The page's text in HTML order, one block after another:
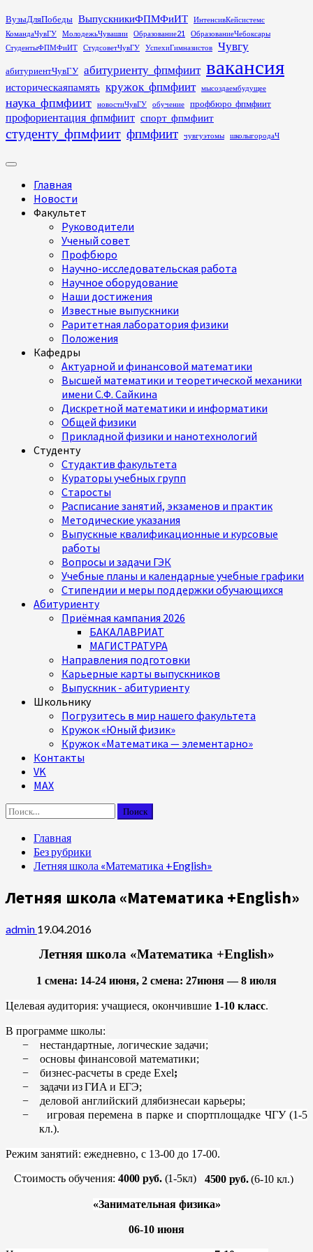
Перейти
к
содержимому
ВузыДляПобеды ВыпускникиФПМФиИТ
ИнтенсивКейсистемс
КомандаЧувГУ
МолодежьЧувашии Образование21
ОбразованиеЧебоксары
СтудентыФПМФиИТ
СтудсоветЧувГУ УспехиГимназистов Чувгу
абитуриентЧувГУ абитуриенту_фпмфиит вакансия
историческаяпамять кружок_фпмфиит мысоздаембудущее
наука_фпмфиит новостиЧувГУ обучение профбюро_фпмфиит
профориентация_фпмфиит спорт_фпмфиит
студенту_фпмфиит фпмфиит чувгуэтомы школыгородаЧ
Основное
Главная
Новости
Факультет
Руководители
Ученый совет
Профбюро
Научно-исследовательская работа
Научное оборудование
Наши достижения
Известные выпускники
Раритетная лаборатория физики
Положения
Кафедры
Актуарной и финансовой математики
Высшей математики и теоретической механики
имени С.Ф. Сайкина
Дискретной математики и информатики
Общей физики
Прикладной физики и нанотехнологий
Студенту
Студактив факультета
Кураторы учебных групп
Старосты
Расписание занятий, экзаменов и практик
Методические указания
Выпускные квалификационные и курсовые
работы
Вопросы и задачи ГЭК
Учебные планы и календарные учебные графики
Стипендии и меры поддержки обучающихся
Абитуриенту
Приёмная кампания 2026
БАКАЛАВРИАТ
МАГИСТРАТУРА
Направления подготовки
Карьерные карты выпускников
Выпускник - абитуриенту
Школьнику
Погрузитесь в мир нашего факультета
Кружок «Юный физик»
Кружок «Математика — элементарно»
Контакты
VK
MAX
Найти:
Главная
Без рубрики
Летняя школа «Математика +English»
Летняя школа «Математика +English»
admin 19.04.2016
Летняя школа «Математика +English»
1 смена: 14-24 июня, 2 смена: 27июня — 8 июля
Целевая аудитория: учащиеся, окончившие 1-10 класс.
В программе школы:
−
нестандартные, логические задачи;
−
основы финансовой математики;
−
бизнес-расчеты в среде Exel;
−
задачи из ГИА и ЕГЭ;
−
деловой английский длябизнесаи карьеры;
−
игровая перемена в парке и спортплощадке ЧГУ (1-5
кл.).
Режим занятий: ежедневно, с 13-00 до 17-00.
Стоимость обучения:4000 руб. (1-5кл) 4500 руб.(6-10 кл.)
«Занимательная физика»
06-10 июня